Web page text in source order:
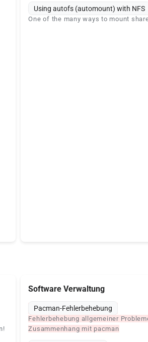
Using autofs (automount) with NFS
One of the many ways to mount
Software Verwaltung
Pacman-Fehlerbehebung
Fehlerbehebung allgemeiner
Zusammenhang mit pacman